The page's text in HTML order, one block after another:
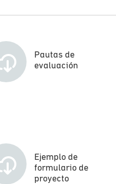
Pautas de
evaluación
Ejemplo de
formulario de
proyecto